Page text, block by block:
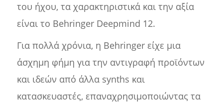
του ήχου, τα χαρακτηριστικά και την αξία
είναι το Behringer Deepmind 12.
Για πολλά χρόνια, η Behringer είχε μια
άσχημη φήμη για την αντιγραφή προϊόντων
και ιδεών από άλλα synths και
κατασκευαστές, επαναχρησιμοποιώντας τα